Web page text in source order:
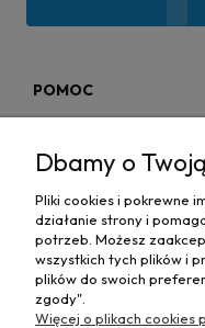
POMOC
MAPA STRONY
INFORMACJE
Dbamy o
Pliki cookies i pokrewne
działanie strony i
potrzeb. Możesz
wszystkich tych plików i
plików do swoich
zgody".
Więcej o plikach cookies